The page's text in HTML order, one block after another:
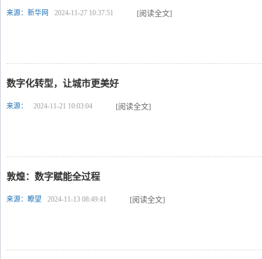
来源：新华网 2024-11-27 10:37:51 [阅读全文]
数字化转型，让城市更美好
来源： 2024-11-21 10:03:04 [阅读全文]
敦煌：数字赋能全过程
来源：瞭望 2024-11-13 08:49:41 [阅读全文]